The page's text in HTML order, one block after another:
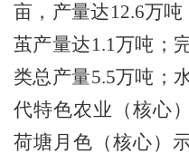
亩，产量达12.6万吨
茧产量达1.1万吨；
类总产量5.5万吨；
代特色农业（核心
荷塘月色（核心）